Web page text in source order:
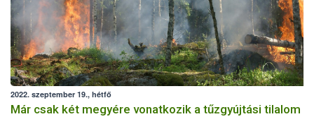
2022. szeptember 19., hétfő
Már csak két megyére vonatkozik a tűzgyújtási tilalom